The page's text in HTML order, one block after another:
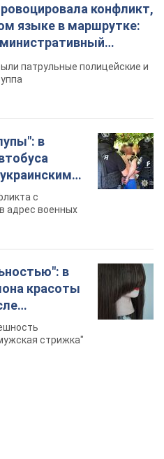
конфликт,
языке в маршрутке:
патрульные полицейские и
в
это.
с
адрес военных
в
красоты
скандал.
стрижка"